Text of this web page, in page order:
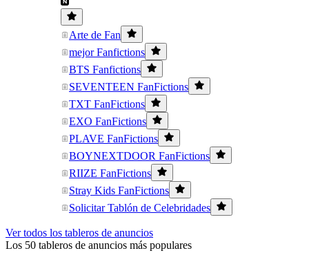
Arte de Fan
mejor Fanfictions
BTS Fanfictions
SEVENTEEN FanFictions
TXT FanFictions
EXO FanFictions
PLAVE FanFictions
BOYNEXTDOOR FanFictions
RIIZE FanFictions
Stray Kids FanFictions
Solicitar Tablón de Celebridades
Ver todos los tableros de anuncios
Los 50 tableros de anuncios más populares